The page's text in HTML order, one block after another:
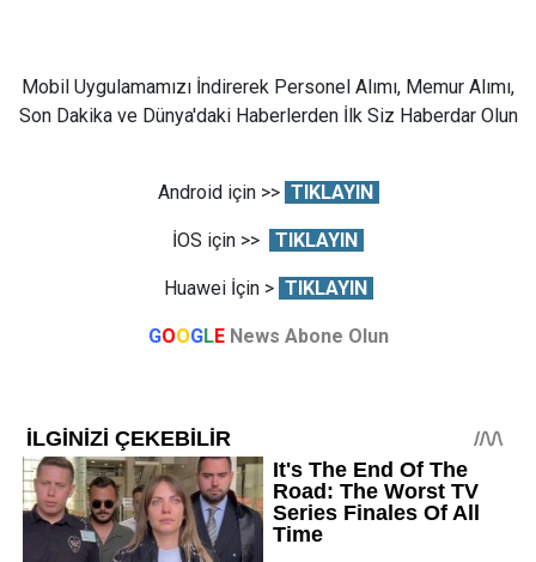
Mobil Uygulamamızı İndirerek Personel Alımı, Memur Alımı,
Son Dakika ve Dünya'daki Haberlerden İlk Siz Haberdar Olun
Android için >> TIKLAYIN
İOS için >> TIKLAYIN
Huawei İçin > TIKLAYIN
GOOGLE News Abone Olun